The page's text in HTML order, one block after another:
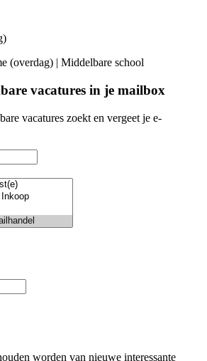
(overdag) | Middelbare school
vacatures in je mailbox
vacatures zoekt en vergeet je e-
worden van nieuwe interessante